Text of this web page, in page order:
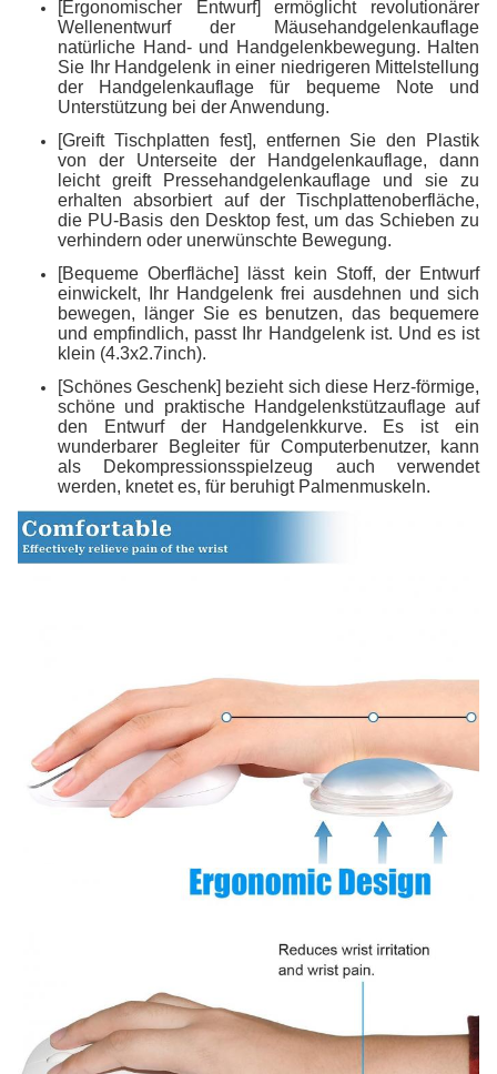
[Ergonomischer Entwurf] ermöglicht revolutionärer
Wellenentwurf der Mäusehandgelenkauflage
natürliche Hand- und Handgelenkbewegung. Halten
Sie Ihr Handgelenk in einer niedrigeren Mittelstellung
der Handgelenkauflage für bequeme Note und
Unterstützung bei der Anwendung.
[Greift Tischplatten fest], entfernen Sie den Plastik
von der Unterseite der Handgelenkauflage, dann
leicht greift Pressehandgelenkauflage und sie zu
erhalten absorbiert auf der Tischplattenoberfläche,
die PU-Basis den Desktop fest, um das Schieben zu
verhindern oder unerwünschte Bewegung.
[Bequeme Oberfläche] lässt kein Stoff, der Entwurf
einwickelt, Ihr Handgelenk frei ausdehnen und sich
bewegen, länger Sie es benutzen, das bequemere
und empfindlich, passt Ihr Handgelenk ist. Und es ist
klein (4.3x2.7inch).
[Schönes Geschenk] bezieht sich diese Herz-förmige,
schöne und praktische Handgelenkstützauflage auf
den Entwurf der Handgelenkkurve. Es ist ein
wunderbarer Begleiter für Computerbenutzer, kann
als Dekompressionsspielzeug auch verwendet
werden, knetet es, für beruhigt Palmenmuskeln.